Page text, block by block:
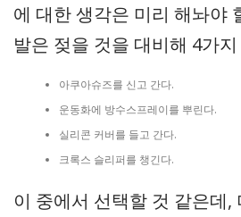
에 대한 생각은 미리 해놔야
발은 젖을 것을 대비해 4가
아쿠아슈즈를 신고 간다.
운동화에 방수스프레이를 뿌린다.
실리콘 커버를 들고 간다.
크록스 슬리퍼를 챙긴다.
이 중에서 선택할 것 같은데,